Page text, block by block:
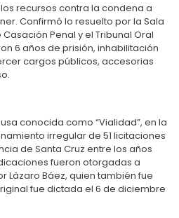
recursos contra la condena a
Confirmó lo resuelto por la Sala
Penal y el Tribunal Oral
6 años de prisión, inhabilitación
cargos públicos, accesorias
conocida como “Vialidad”, en la
irregular de 51 licitaciones
de Santa Cruz entre los años
fueron otorgadas a
Lázaro Báez, quien también fue
fue dictada el 6 de diciembre